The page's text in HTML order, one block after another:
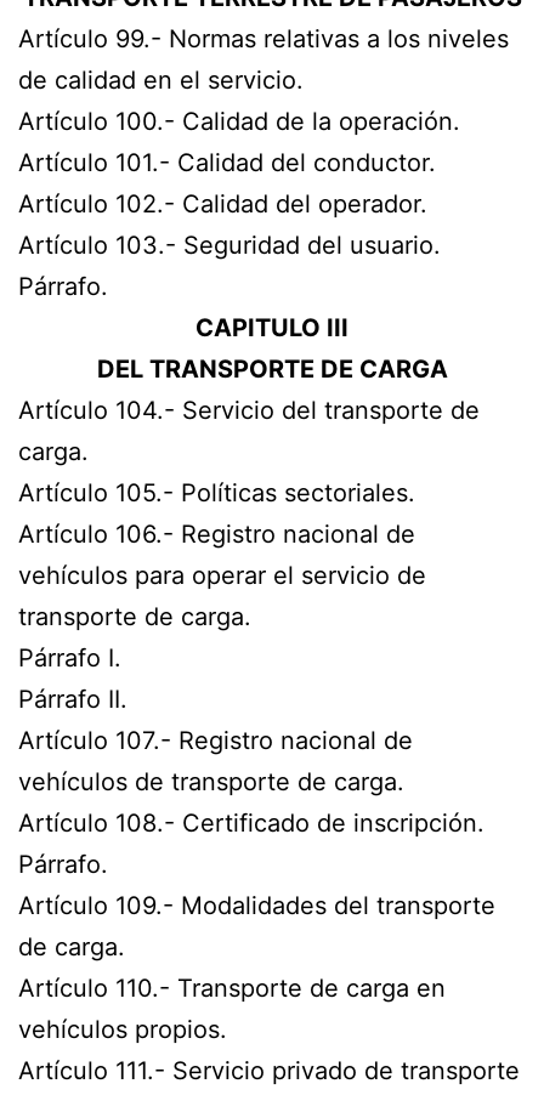
Artículo 99.- Normas relativas a los niveles
de calidad en el servicio.
Artículo 100.- Calidad de la operación.
Artículo 101.- Calidad del conductor.
Artículo 102.- Calidad del operador.
Artículo 103.- Seguridad del usuario.
Párrafo.
CAPITULO III
DEL TRANSPORTE DE CARGA
Artículo 104.- Servicio del transporte de
carga.
Artículo 105.- Políticas sectoriales.
Artículo 106.- Registro nacional de
vehículos para operar el servicio de
transporte de carga.
Párrafo I.
Párrafo II.
Artículo 107.- Registro nacional de
vehículos de transporte de carga.
Artículo 108.- Certificado de inscripción.
Párrafo.
Artículo 109.- Modalidades del transporte
de carga.
Artículo 110.- Transporte de carga en
vehículos propios.
Artículo 111.- Servicio privado de transporte